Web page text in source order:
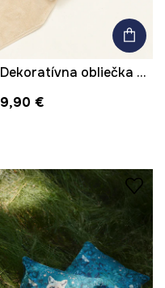
Dekoratívna obliečka na vankúš 45 x 45 cm
9,90 €